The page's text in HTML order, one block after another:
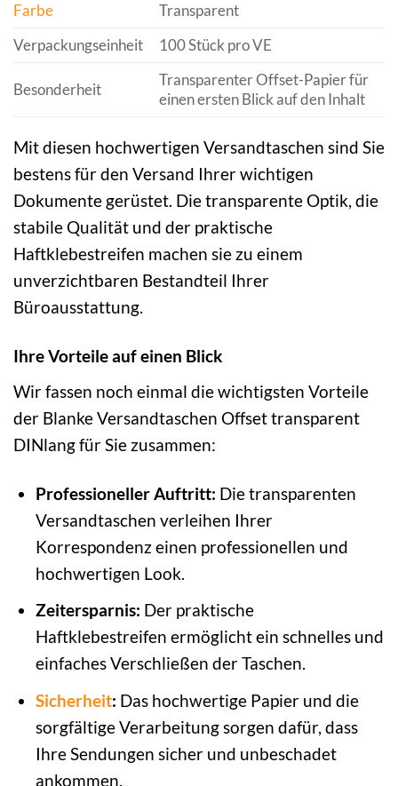
Farbe
Transparent
Verpackungseinheit
100 Stück pro VE
Besonderheit
Transparenter Offset-Papier für
einen ersten Blick auf den Inhalt
Mit diesen hochwertigen Versandtaschen sind Sie
bestens für den Versand Ihrer wichtigen
Dokumente gerüstet. Die transparente Optik, die
stabile Qualität und der praktische
Haftklebestreifen machen sie zu einem
unverzichtbaren Bestandteil Ihrer
Büroausstattung.
Ihre Vorteile auf einen Blick
Wir fassen noch einmal die wichtigsten Vorteile
der Blanke Versandtaschen Offset transparent
DINlang für Sie zusammen:
Professioneller Auftritt: Die transparenten
Versandtaschen verleihen Ihrer
Korrespondenz einen professionellen und
hochwertigen Look.
Zeitersparnis: Der praktische
Haftklebestreifen ermöglicht ein schnelles und
einfaches Verschließen der Taschen.
Sicherheit: Das hochwertige Papier und die
sorgfältige Verarbeitung sorgen dafür, dass
Ihre Sendungen sicher und unbeschadet
ankommen.